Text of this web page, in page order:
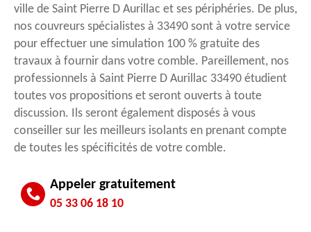
ville de Saint Pierre D Aurillac et ses périphéries. De plus,
nos couvreurs spécialistes à 33490 sont à votre service
pour effectuer une simulation 100 % gratuite des
travaux à fournir dans votre comble. Pareillement, nos
professionnels à Saint Pierre D Aurillac 33490 étudient
toutes vos propositions et seront ouverts à toute
discussion. Ils seront également disposés à vous
conseiller sur les meilleurs isolants en prenant compte
de toutes les spécificités de votre comble.
Appeler gratuitement
05 33 06 18 10